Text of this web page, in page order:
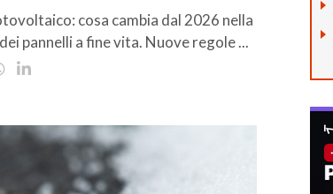
cosa cambia dal 2026 nella
pannelli a fine vita. Nuove regole ...